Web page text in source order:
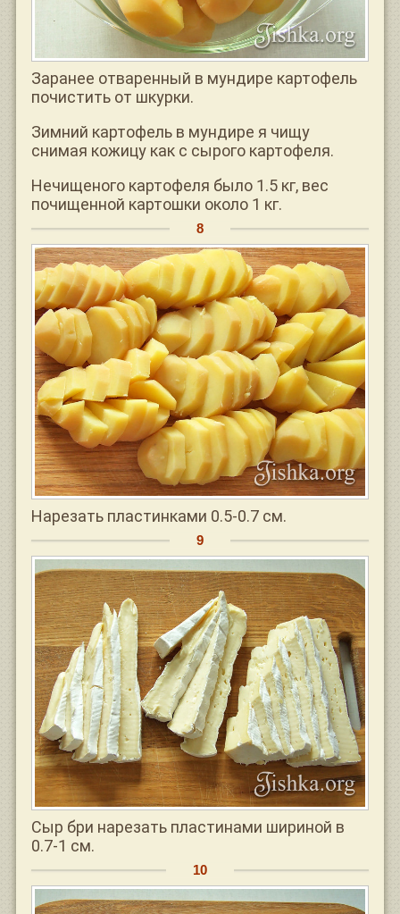
Заранее отваренный в мундире картофель
почистить от шкурки.
Зимний картофель в мундире я чищу
снимая кожицу как с сырого картофеля.
Нечищеного картофеля было 1.5 кг, вес
почищенной картошки около 1 кг.
Нарезать пластинками 0.5-0.7 см.
Сыр бри нарезать пластинами шириной в
0.7-1 см.